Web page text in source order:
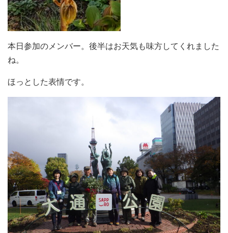
本日参加のメンバー。後半はお天気も味方してくれました
ね。
ほっとした表情です。